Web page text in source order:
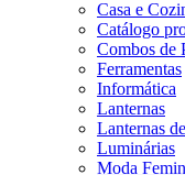
Casa e
Catálogo
Combos de
Ferramentas
Informática
Lanternas
Lanternas
Luminárias
Moda